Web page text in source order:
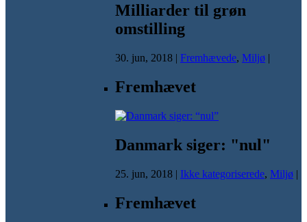
Milliarder til grøn
omstilling
30. jun, 2018 | Fremhævede, Miljø |
Fremhævet
Danmark siger: "nul"
25. jun, 2018 | Ikke kategoriserede, Miljø |
Fremhævet